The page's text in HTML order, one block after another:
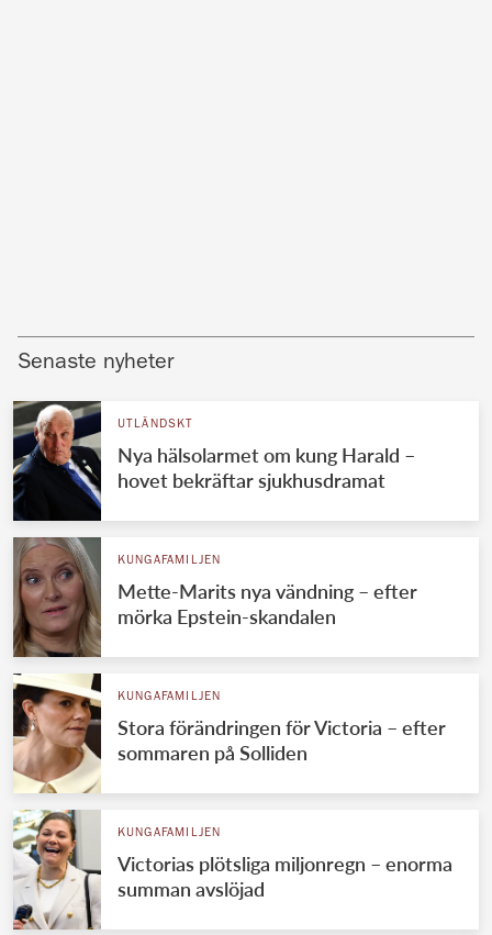
Senaste nyheter
UTLÄNDSKT
Nya hälsolarmet om kung Harald –
hovet bekräftar sjukhusdramat
KUNGAFAMILJEN
Mette-Marits nya vändning – efter
mörka Epstein-skandalen
KUNGAFAMILJEN
Stora förändringen för Victoria – efter
sommaren på Solliden
KUNGAFAMILJEN
Victorias plötsliga miljonregn – enorma
summan avslöjad